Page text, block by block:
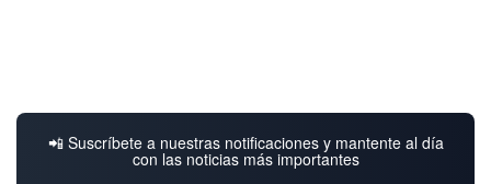
📲 Suscríbete a nuestras notificaciones y mantente al día
con las noticias más importantes